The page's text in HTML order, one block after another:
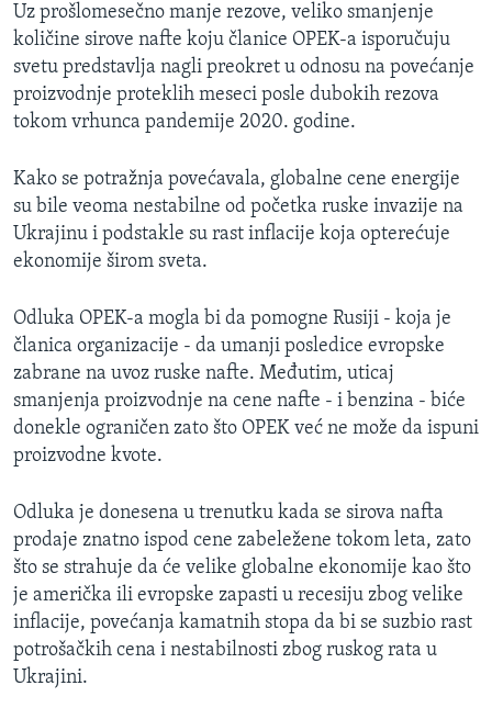
Uz prošlomesečno manje rezove, veliko smanjenje
količine sirove nafte koju članice OPEK-a isporučuju
svetu predstavlja nagli preokret u odnosu na povećanje
proizvodnje proteklih meseci posle dubokih rezova
tokom vrhunca pandemije 2020. godine.
Kako se potražnja povećavala, globalne cene energije
su bile veoma nestabilne od početka ruske invazije na
Ukrajinu i podstakle su rast inflacije koja opterećuje
ekonomije širom sveta.
Odluka OPEK-a mogla bi da pomogne Rusiji - koja je
članica organizacije - da umanji posledice evropske
zabrane na uvoz ruske nafte. Međutim, uticaj
smanjenja proizvodnje na cene nafte - i benzina - biće
donekle ograničen zato što OPEK već ne može da ispuni
proizvodne kvote.
Odluka je donesena u trenutku kada se sirova nafta
prodaje znatno ispod cene zabeležene tokom leta, zato
što se strahuje da će velike globalne ekonomije kao što
je američka ili evropske zapasti u recesiju zbog velike
inflacije, povećanja kamatnih stopa da bi se suzbio rast
potrošačkih cena i nestabilnosti zbog ruskog rata u
Ukrajini.